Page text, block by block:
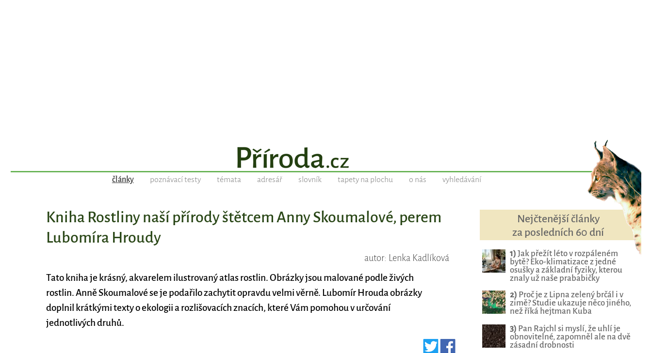
články poznávací testy témata adresář slovník tapety na plochu o nás vyhledávání
Kniha Rostliny naší přírody štětcem Anny Skoumalové, perem
Lubomíra Hroudy
autor: Lenka Kadlíková
Tato kniha je krásný, akvarelem ilustrovaný atlas rostlin. Obrázky jsou malované podle živých
rostlin. Anně Skoumalové se je podařilo zachytit opravdu velmi věrně. Lubomír Hrouda obrázky
doplnil krátkými texty o ekologii a rozlišovacích znacích, které Vám pomohou v určování
jednotlivých druhů.
Nejčtenější články
za posledních 60 dní
1) Jak přežít léto v rozpáleném
bytě? Eko-klimatizace z jedné
osušky a základní fyziky, kterou
znaly už naše prababičky
2) Proč je z Lipna zelený brčál i v
zimě? Studie ukazuje něco jiného,
než říká hejtman Kuba
3) Pan Rajchl si myslí, že uhlí je
obnovitelné, zapomněl ale na dvě
zásadní drobnosti